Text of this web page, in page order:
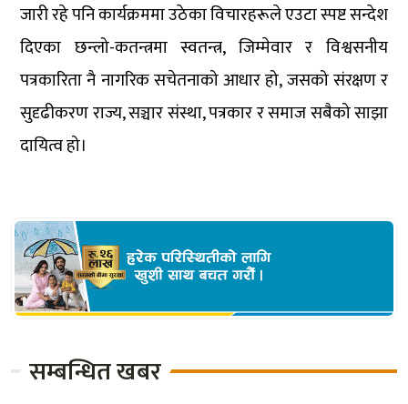
जारी रहे पनि कार्यक्रममा उठेका विचारहरूले एउटा स्पष्ट सन्देश
दिएका छन्लो-कतन्त्रमा स्वतन्त्र, जिम्मेवार र विश्वसनीय
पत्रकारिता नै नागरिक सचेतनाको आधार हो, जसको संरक्षण र
सुदृढीकरण राज्य, सञ्चार संस्था, पत्रकार र समाज सबैको साझा
दायित्व हो।
सम्बन्धित खबर